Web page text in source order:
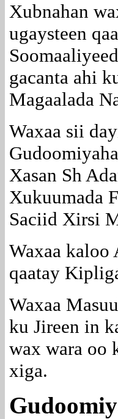
Xubnahan
ugaysteen
gacanta ahi
Magaalada
Waxaa sii
Xasan Sh
Xukuumada
Saciid Xirsi
Waxaa kaloo
qaatay
Waxaa
ku Jireen in
wax wara oo
xiga.